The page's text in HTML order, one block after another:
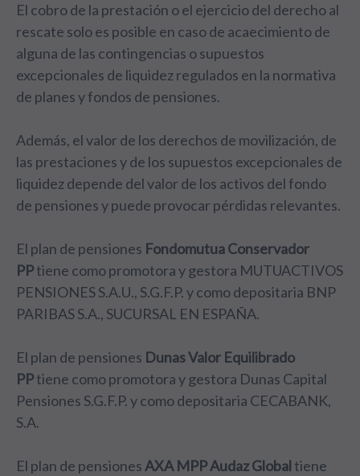
El cobro de la prestación o el ejercicio del derecho al
rescate solo es posible en caso de acaecimiento de
alguna de las contingencias o supuestos
excepcionales de liquidez regulados en la normativa
de planes y fondos de pensiones.
Además, el valor de los derechos de movilización, de
las prestaciones y de los supuestos excepcionales de
liquidez depende del valor de los activos del fondo
de pensiones y puede provocar pérdidas relevantes.
El plan de pensiones Fondomutua Conservador
PPtiene como promotora y gestora MUTUACTIVOS
PENSIONES S.A.U., S.G.F.P. y como depositaria BNP
PARIBAS S.A., SUCURSAL EN ESPAÑA.
El plan de pensiones Dunas Valor Equilibrado
PPtiene como promotora y gestora Dunas Capital
Pensiones S.G.F.P. y como depositaria CECABANK,
S.A.
El plan de pensionesAXA MPP Audaz Global tiene